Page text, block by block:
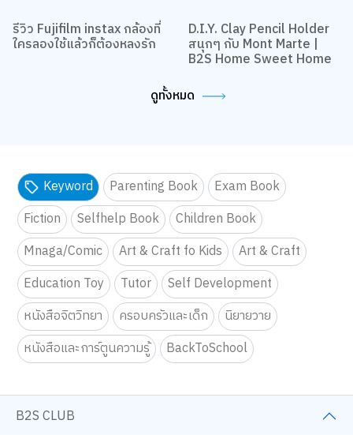
รีวิว Fujifilm instax กล้องที่
ใครลองใช้แล้วก็ต้องหลงรัก
D.I.Y. Clay Pencil Holder
สนุกๆ กับ Mont Marte |
B2S Home Sweet Home
ดูทั้งหมด
Keyword Parenting Book
Exam Book
Fiction
Selfhelp Book
Children Book
Mnaga/Comic
Art & Craft fo Kids
Art & Craft
Education Toy
Tutor
Self Development
หนังสือจิตวิทยา
ครอบครัวและเด็ก
นิยายวาย
หนังสือและการ์ตูนความรู้
BackToSchool
B2S CLUB